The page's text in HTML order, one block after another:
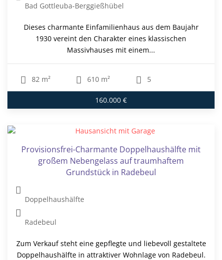
Bad Gottleuba-Berggießhübel
Dieses charmante Einfamilienhaus aus dem Baujahr
1930 vereint den Charakter eines klassischen
Massivhauses mit einem...
82 m² 610 m² 5
160.000 €
Provisionsfrei-Charmante Doppelhaushälfte mit
großem Nebengelass auf traumhaftem
Grundstück in Radebeul
Doppelhaushälfte
Radebeul
Zum Verkauf steht eine gepflegte und liebevoll gestaltete
Doppelhaushälfte in attraktiver Wohnlage von Radebeul.